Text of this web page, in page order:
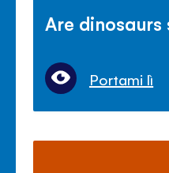
Are
Portami lì